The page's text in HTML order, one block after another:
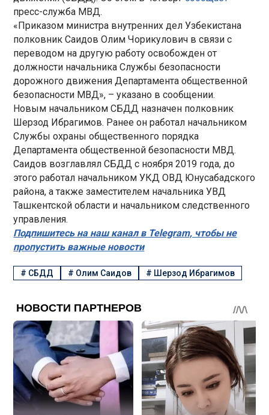
пресс-служба МВД.
«Приказом министра внутренних дел Узбекистана
полковник Саидов Олим Чорикулович в связи с
переводом на другую работу освобожден от
должности начальника Службы безопасности
дорожного движения Департамента общественной
безопасности МВД», – указано в сообщении.
Новым начальником СБДД назначен полковник
Шерзод Ибрагимов. Ранее он работал начальником
Службы охраны общественного порядка
Департамента общественной безопасности МВД.
Саидов возглавлял СБДД с ноября 2019 года, до
этого работал начальником УКД ОВД Юнусабадского
района, а также заместителем начальника УВД
Ташкентской области и начальником следственного
управления.
Подпишитесь на наш канал в Telegram, чтобы не
пропустить важные новости
# СБДД # Олим Саидов # Шерзод Ибрагимов